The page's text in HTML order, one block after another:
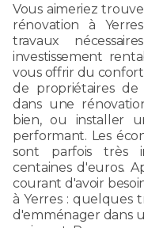
Vous aimeriez
rénovation à
travaux
investissement
vous offrir du
de propriétaires
dans une
bien, ou installer
performant. Les
sont parfois très
centaines d'euros.
courant d'avoir
à Yerres : quelques
d'emménager dans